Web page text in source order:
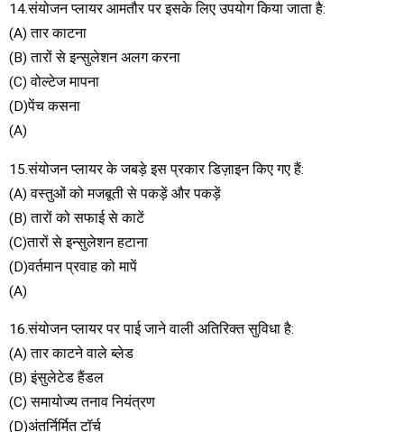
14.संयोजन प्लायर आमतौर पर इसके लिए उपयोग किया जाता है:
(A) तार काटना
(B) तारों से इन्सुलेशन अलग करना
(C) वोल्टेज मापना
(D)पेंच कसना
(A)
15.संयोजन प्लायर के जबड़े इस प्रकार डिज़ाइन किए गए हैं:
(A) वस्तुओं को मजबूती से पकड़ें और पकड़ें
(B) तारों को सफाई से काटें
(C)तारों से इन्सुलेशन हटाना
(D)वर्तमान प्रवाह को मापें
(A)
16.संयोजन प्लायर पर पाई जाने वाली अतिरिक्त सुविधा है:
(A) तार काटने वाले ब्लेड
(B) इंसुलेटेड हैंडल
(C) समायोज्य तनाव नियंत्रण
(D)अंतर्निर्मित टॉर्च